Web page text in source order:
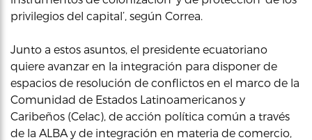
privilegios del capital’, según Correa.
Junto a estos asuntos, el presidente ecuatoriano
quiere avanzar en la integración para disponer de
espacios de resolución de conflictos en el marco de la
Comunidad de Estados Latinoamericanos y
Caribeños (Celac), de acción política común a través
de la ALBA y de integración en materia de comercio,